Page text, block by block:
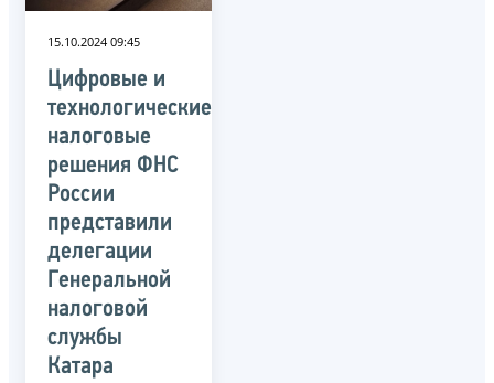
15.10.2024 09:45
Цифровые и
технологические
налоговые
решения ФНС
России
представили
делегации
Генеральной
налоговой
службы
Катара